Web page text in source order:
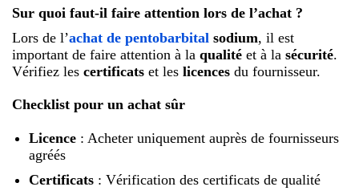
Sur quoi faut-il faire attention lors de l’achat ?
Lors de l’achat de pentobarbital sodium, il est
important de faire attention à la qualité et à la sécurité.
Vérifiez les certificats et les licences du fournisseur.
Checklist pour un achat sûr
Licence: Acheter uniquement auprès de fournisseurs
agréés
Certificats: Vérification des certificats de qualité